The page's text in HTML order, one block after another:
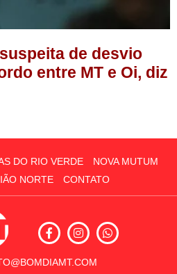
de desvio
entre MT e Oi, diz
DO RIO VERDE
NOVA MUTUM
NORTE CONTATO